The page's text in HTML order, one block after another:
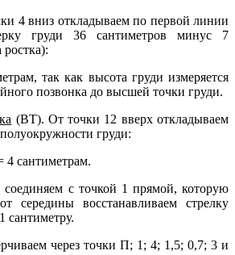
4 вниз откладываем по первой линии
груди 36 сантиметров минус 7
так как высота груди измеряется
позвонка до высшей точки груди.
(ВТ). От точки 12 вверх откладываем
груди:
сантиметрам.
с точкой 1 прямой, которую
середины восстанавливаем стрелку
сантиметру.
через точки П; 1; 4; 1,5; 0,7; 3 и